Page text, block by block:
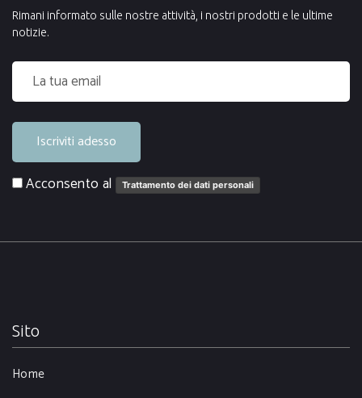
Rimani informato sulle nostre attività, i nostri prodotti e le ultime
notizie.
Iscriviti adesso
Acconsento al Trattamento dei dati personali
Sito
Home